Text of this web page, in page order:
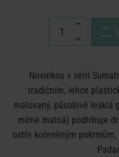
Novinkou v sérii
tradičním, lehce
malovaný, působivě lesklá
mírně matná) podtrhuje
ostře kořeněným